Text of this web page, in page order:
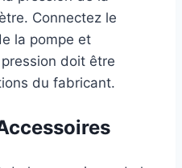
Connectez le
la pompe et
doit être
du fabricant.